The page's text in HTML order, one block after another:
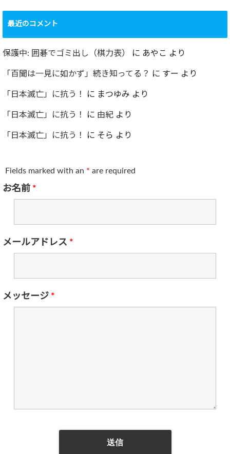
最近のコメント
保護中: 囲碁でゴミ出し（棋力表） に あやこ より
「百聞は一見に如かず」続き知ってる？ に すー より
「日本滅亡」に抗う！ に まつゆみ より
「日本滅亡」に抗う！ に 由紀 より
「日本滅亡」に抗う！ に そら より
Fields marked with an * are required
お名前 *
メールアドレス *
メッセージ *